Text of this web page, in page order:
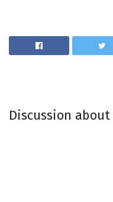
Discussion